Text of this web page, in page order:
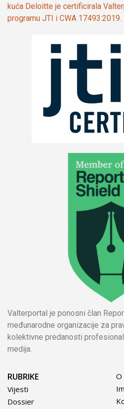
kuća Deloitte je certificirala
programu JTI i CWA 17493:2019.
Valterportal je ponosni član
međunarodne organizacije za
kolektivne predanosti
medija.
RUBRIKE
Vijesti
Dossier
O